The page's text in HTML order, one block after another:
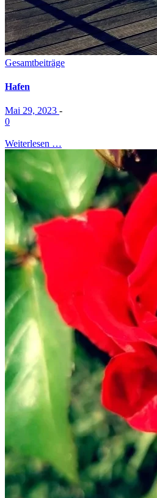
Gesamtbeiträge
Hafen
Mai 29, 2023 -
0
Weiterlesen …